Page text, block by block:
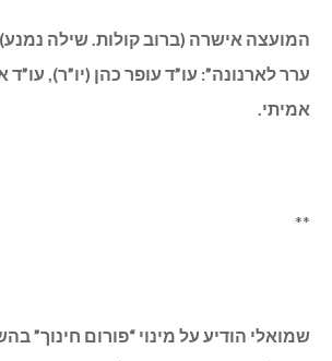
יש לציין כי במועצה הקודמת “רק” יו”ר ועדת
היימן) לא היה חבר בהנהלה. על פי הבדיקות
מיד לאחר אישור ועדת ההנהלה, אושרה ועדת
הרכב הועדות אושר פה אחד על ידי שמונת